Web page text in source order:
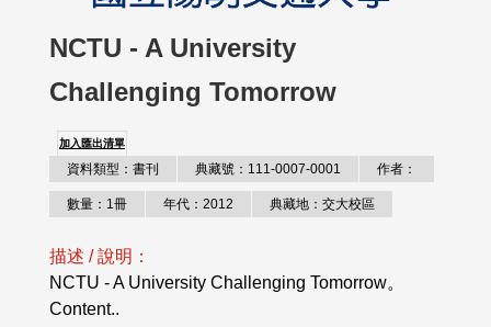
NCTU - A University
Challenging Tomorrow
加入匯出清單
資料類型：書刊 典藏號：111-0007-0001 作者：
數量：1冊 年代：2012 典藏地：交大校區
描述 / 說明：
NCTU - A University Challenging Tomorrow。
Content..